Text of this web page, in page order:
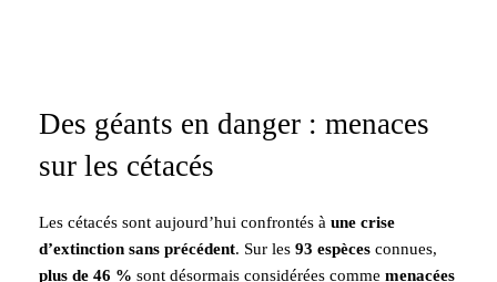
Des géants en danger : menaces
sur les cétacés
Les cétacés sont aujourd’hui confrontés à une crise
d’extinction sans précédent. Sur les 93 espèces connues,
plus de 46 % sont désormais considérées comme menacées